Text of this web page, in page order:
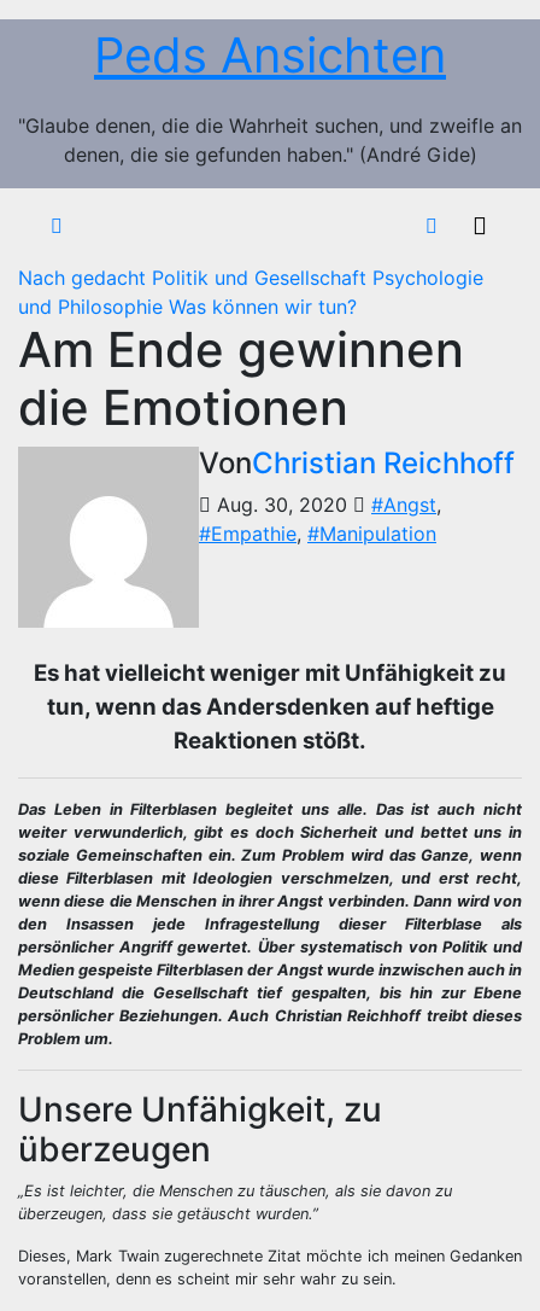
Zum
Peds Ansichten
"Glaube denen, die die Wahrheit suchen, und zweifle an
denen, die sie gefunden haben." (André Gide)
Nach gedacht Politik und Gesellschaft Psychologie
und Philosophie Was können wir tun?
Am Ende gewinnen
die Emotionen
VonChristian Reichhoff
Aug. 30, 2020 #Angst,
#Empathie, #Manipulation
Es hat vielleicht weniger mit Unfähigkeit zu
tun, wenn das Andersdenken auf heftige
Reaktionen stößt.
Das Leben in Filterblasen begleitet uns alle. Das ist auch nicht
weiter verwunderlich, gibt es doch Sicherheit und bettet uns in
soziale Gemeinschaften ein. Zum Problem wird das Ganze, wenn
diese Filterblasen mit Ideologien verschmelzen, und erst recht,
wenn diese die Menschen in ihrer Angst verbinden. Dann wird von
den Insassen jede Infragestellung dieser Filterblase als
persönlicher Angriff gewertet. Über systematisch von Politik und
Medien gespeiste Filterblasen der Angst wurde inzwischen auch in
Deutschland die Gesellschaft tief gespalten, bis hin zur Ebene
persönlicher Beziehungen. Auch Christian Reichhoff treibt dieses
Problem um.
Unsere Unfähigkeit, zu
überzeugen
„Es ist leichter, die Menschen zu täuschen, als sie davon zu
überzeugen, dass sie getäuscht wurden.”
Dieses, Mark Twain zugerechnete Zitat möchte ich meinen Gedanken
voranstellen, denn es scheint mir sehr wahr zu sein.